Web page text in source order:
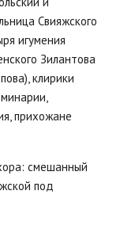
Свияжского
игумения
Зилантова
клирики
прихожане
смешанный
под